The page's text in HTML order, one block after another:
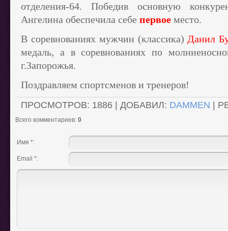
отделения-64. Победив основную
Ангелина обеспечила себе первое место.
В соревнованиях мужчин (классика) Данил
медаль, а в соревнованиях по
г.Запорожья.
Поздравляем спортсменов и тренеров!
ПРОСМОТРОВ: 1886 | ДОБАВИЛ: DAMMEN
Всего комментариев: 0
Имя *:
Email *: